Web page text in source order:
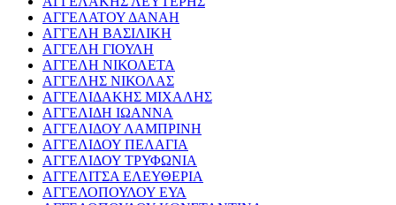
ΑΓΓΕΛΑΤΟΥ ΔΑΝΑΗ
ΑΓΓΕΛΗ ΒΑΣΙΛΙΚΗ
ΑΓΓΕΛΗ ΓΙΟΥΛΗ
ΑΓΓΕΛΗ ΝΙΚΟΛΕΤΑ
ΑΓΓΕΛΗΣ ΝΙΚΟΛΑΣ
ΑΓΓΕΛΙΔΑΚΗΣ ΜΙΧΑΛΗΣ
ΑΓΓΕΛΙΔΗ ΙΩΑΝΝΑ
ΑΓΓΕΛΙΔΟΥ ΛΑΜΠΡΙΝΗ
ΑΓΓΕΛΙΔΟΥ ΠΕΛΑΓΙΑ
ΑΓΓΕΛΙΔΟΥ ΤΡΥΦΩΝΙΑ
ΑΓΓΕΛΙΤΣΑ ΕΛΕΥΘΕΡΙΑ
ΑΓΓΕΛΟΠΟΥΛΟΥ ΕΥΑ